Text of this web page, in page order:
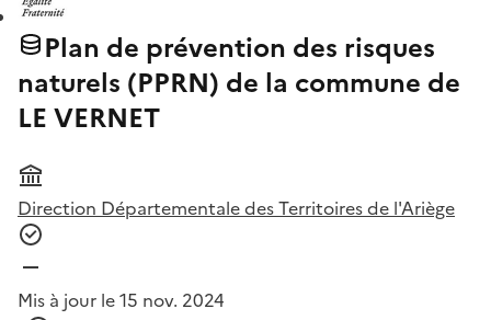
Plan de prévention des risques
naturels (PPRN) de la commune de
LE VERNET
Direction Départementale des Territoires de l'Ariège
Mis à jour le 15 nov. 2024